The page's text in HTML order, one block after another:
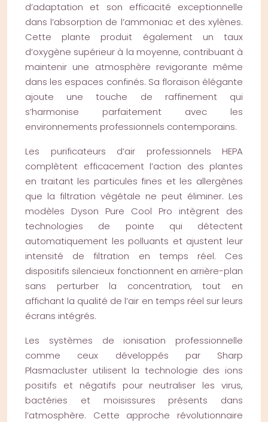
d’adaptation et son efficacité exceptionnelle
dans l’absorption de l’ammoniac et des xylènes.
Cette plante produit également un taux
d’oxygène supérieur à la moyenne, contribuant à
maintenir une atmosphère revigorante même
dans les espaces confinés. Sa floraison élégante
ajoute une touche de raffinement qui
s’harmonise parfaitement avec les
environnements professionnels contemporains.
Les purificateurs d’air professionnels HEPA
complètent efficacement l’action des plantes
en traitant les particules fines et les allergènes
que la filtration végétale ne peut éliminer. Les
modèles Dyson Pure Cool Pro intègrent des
technologies de pointe qui détectent
automatiquement les polluants et ajustent leur
intensité de filtration en temps réel. Ces
dispositifs silencieux fonctionnent en arrière-plan
sans perturber la concentration, tout en
affichant la qualité de l’air en temps réel sur leurs
écrans intégrés.
Les systèmes de ionisation professionnelle
comme ceux développés par Sharp
Plasmacluster utilisent la technologie des ions
positifs et négatifs pour neutraliser les virus,
bactéries et moisissures présents dans
l’atmosphère. Cette approche révolutionnaire